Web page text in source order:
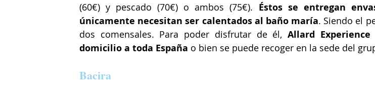
(60€) y pescado (70€) o ambos (75€). Éstos se entregan
únicamente necesitan ser calentados al baño maría. Siendo el
dos comensales. Para poder disfrutar de él, Allard
domicilio a toda España o bien se puede recoger en la sede del
Bacira